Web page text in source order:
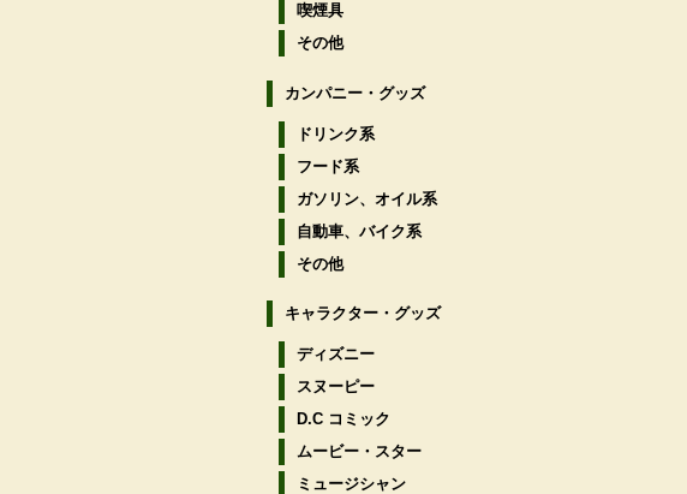
喫煙具
その他
カンパニー・グッズ
ドリンク系
フード系
ガソリン、オイル系
自動車、バイク系
その他
キャラクター・グッズ
ディズニー
スヌーピー
D.C コミック
ムービー・スター
ミュージシャン